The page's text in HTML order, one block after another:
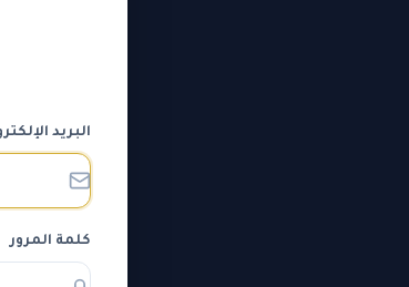
البريد
كلمة المرور